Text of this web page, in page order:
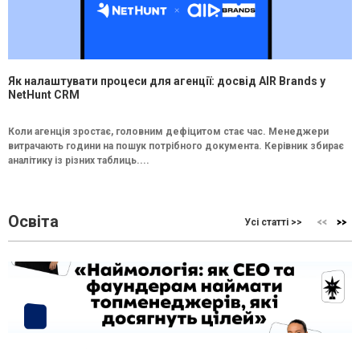
Як налаштувати процеси для агенції: досвід AIR Brands у
NetHunt CRM
Коли агенція зростає, головним дефіцитом стає час. Менеджери
витрачають години на пошук потрібного документа. Керівник збирає
аналітику із різних таблиць....
Освіта Усі статті >>